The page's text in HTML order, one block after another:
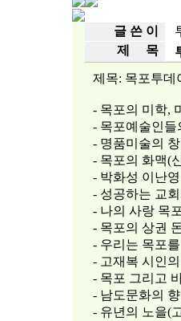
글 쓴 이
제 목
제목: 목포투데
- 목포의 미학,
- 목포예술인들
- 명품미술의
- 목포의 화맥(
- 박화성 이난
- 성공하는 교
- 나의 사랑 목
- 목포의 상권
- 우리는 목포
- 고재복 시인
- 목포 그리고
- 남도문화의
- 유년의 노을(